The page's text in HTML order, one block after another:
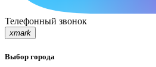
Телефонный звонок
xmark
Выбор города